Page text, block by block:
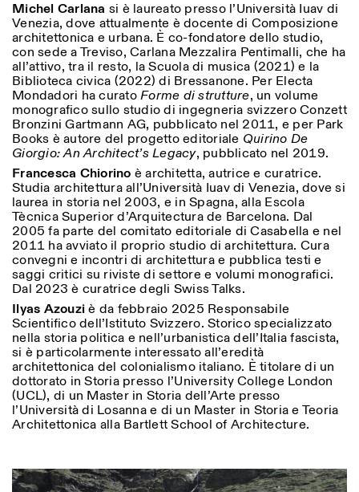
Michel Carlana si è laureato presso l’Università Iuav di
Venezia, dove attualmente è docente di Composizione
architettonica e urbana. È co-fondatore dello studio,
con sede a Treviso, Carlana Mezzalira Pentimalli, che ha
all’attivo, tra il resto, la Scuola di musica (2021) e la
Biblioteca civica (2022) di Bressanone. Per Electa
Mondadori ha curatoForme di strutture, un volume
monografico sullo studio di ingegneria svizzero Conzett
Bronzini Gartmann AG, pubblicato nel 2011, e per Park
Books è autore del progetto editoriale Quirino De
Giorgio: An Architect’s Legacy, pubblicato nel 2019.
Francesca Chiorino è architetta, autrice e curatrice.
Studia architettura all’Università Iuav di Venezia, dove si
laurea in storia nel 2003, e in Spagna, alla Escola
Tècnica Superior d’Arquitectura de Barcelona. Dal
2005 fa parte del comitato editoriale di Casabella e nel
2011 ha avviato il proprio studio di architettura. Cura
convegni e incontri di architettura e pubblica testi e
saggi critici su riviste di settore e volumi monografici.
Dal 2023 è curatrice degli Swiss Talks.
Ilyas Azouziè da febbraio 2025 Responsabile
Scientifico dell’Istituto Svizzero. Storico specializzato
nella storia politica e nell’urbanistica dell’Italia fascista,
si è particolarmente interessato all’eredità
architettonica del colonialismo italiano. È titolare di un
dottorato in Storia presso l’University College London
(UCL), di un Master in Storia dell’Arte presso
l’Università di Losanna e di un Master in Storia e Teoria
Architettonica alla Bartlett School of Architecture.